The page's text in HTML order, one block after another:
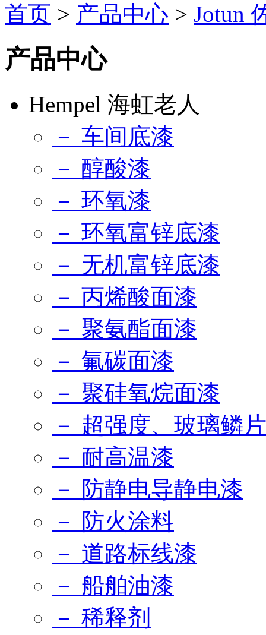
首页 > 产品中心 > Jotun
产品中心
Hempel 海虹老人
－ 车间底漆
－ 醇酸漆
－ 环氧漆
－ 环氧富锌底漆
－ 无机富锌底漆
－ 丙烯酸面漆
－ 聚氨酯面漆
－ 氟碳面漆
－ 聚硅氧烷面漆
－ 超强度、玻璃鳞
－ 耐高温漆
－ 防静电导静电漆
－ 防火涂料
－ 道路标线漆
－ 船舶油漆
－ 稀释剂